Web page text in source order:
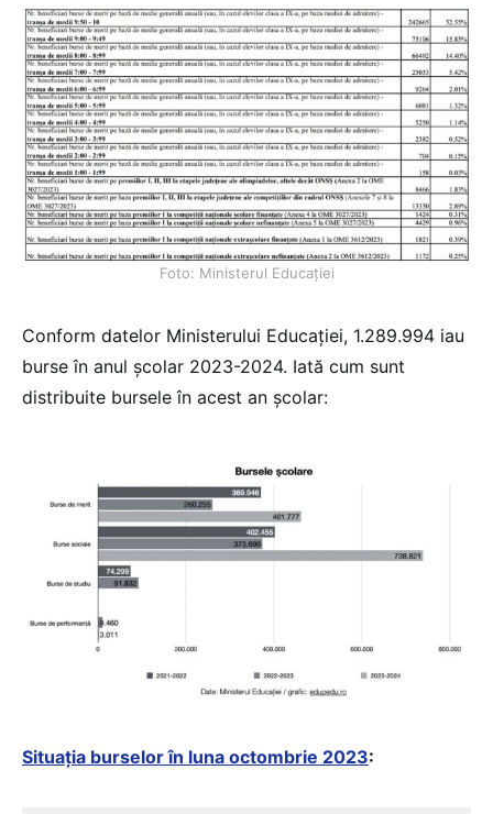
Foto: Ministerul Educației
Conform datelor Ministerului Educației, 1.289.994 iau
burse în anul școlar 2023-2024. Iată cum sunt
distribuite bursele în acest an școlar:
Situația burselor în luna octombrie 2023: